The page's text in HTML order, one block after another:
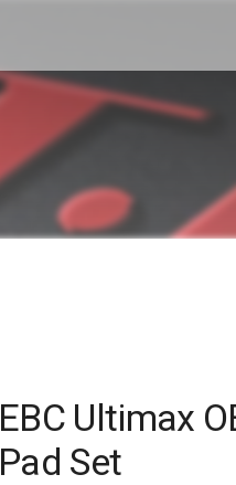
EBC Ultimax
Pad Set